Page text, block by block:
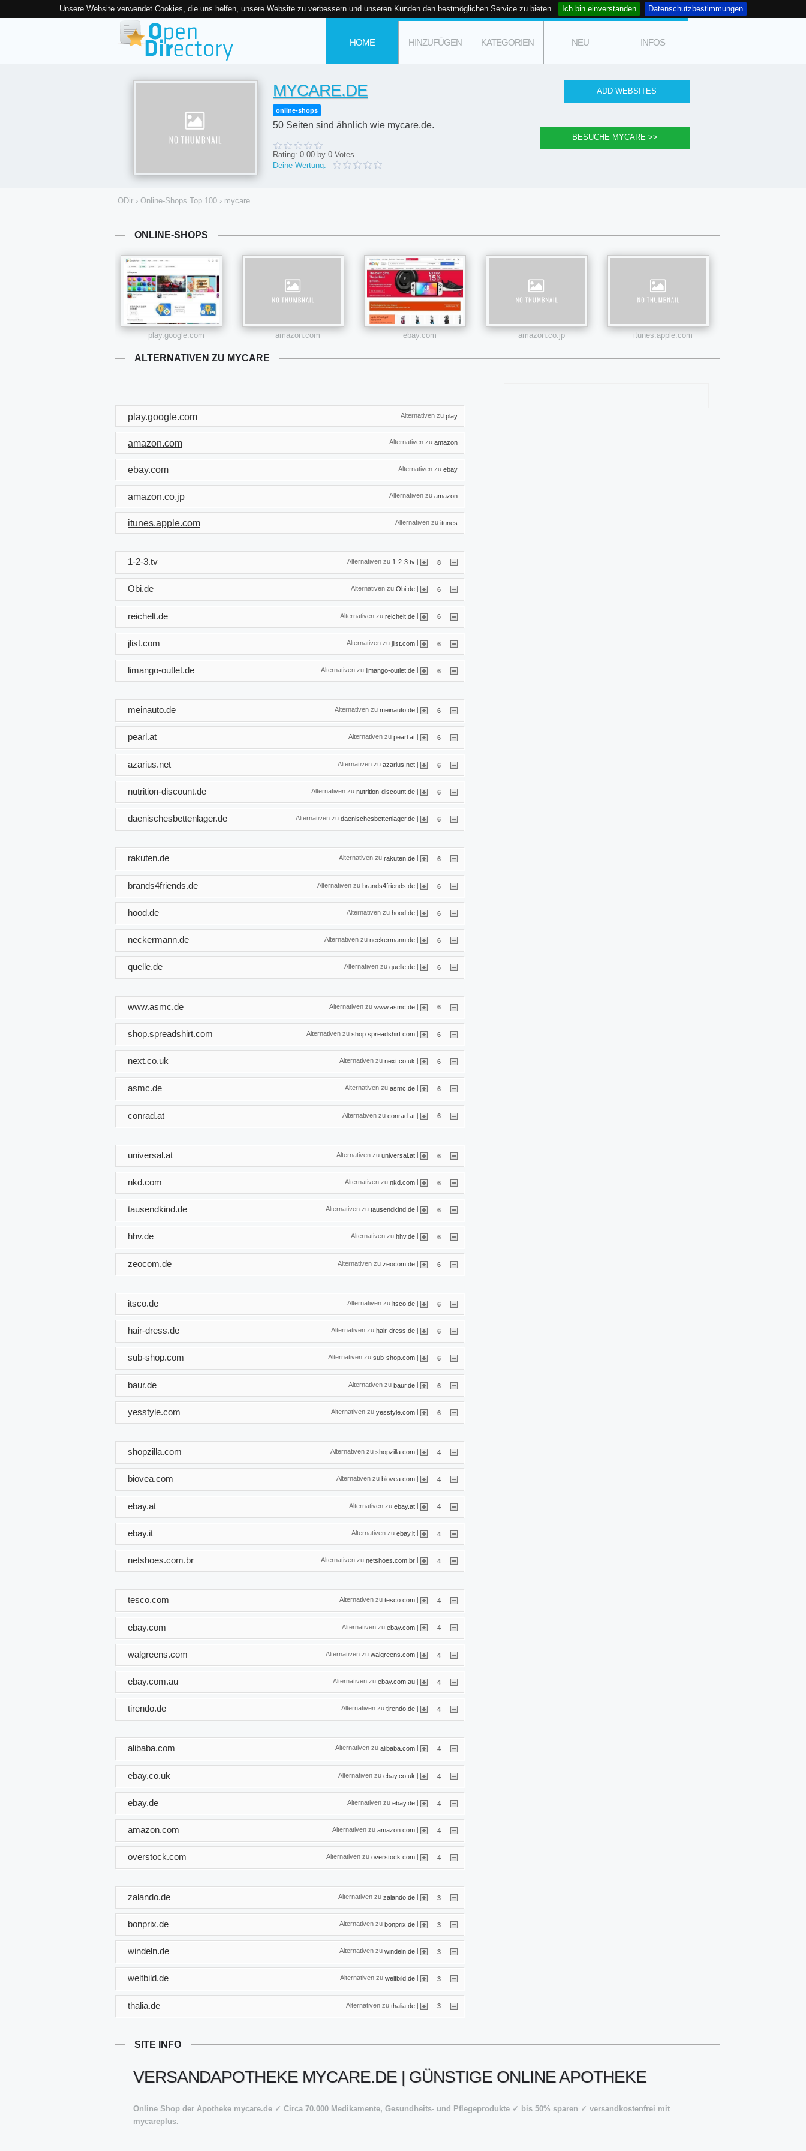
Unsere Website verwendet Cookies, die uns helfen, unsere Website zu verbessern und unseren Kunden den bestmöglichen Service zu bieten. Ich bin einverstanden Datenschutzbestimmungen
HOME HINZUFÜGEN KATEGORIEN NEU INFOS
MYCARE.DE
online-shops
50 Seiten sind ähnlich wie mycare.de.
Rating: 0.00 by 0 Votes
Deine Wertung:
ODir › Online-Shops Top 100 › mycare
ONLINE-SHOPS
play.google.com amazon.com ebay.com amazon.co.jp itunes.apple.com
ALTERNATIVEN ZU MYCARE
Alternativen zu play
play.google.com
Alternativen zu amazon
amazon.com
Alternativen zu ebay
ebay.com
Alternativen zu amazon
amazon.co.jp
Alternativen zu itunes
itunes.apple.com
Alternativen zu 1-2-3.tv | 8
1-2-3.tv
Alternativen zu Obi.de 6
Obi.de
Alternativen zu reichelt.de | 6
reichelt.de
Alternativen zu jlist.com | 6
jlist.com
Alternativen zu limango-outlet.de | 6
limango-outlet.de
Alternativen zu meinauto.de 6
meinauto.de
Alternativen zu pearl.at 6
pearl.at
Alternativen zu azarius.net | 6
azarius.net
Alternativen zu nutrition-discount.de | 6
nutrition-discount.de
Alternativen zu daenischesbettenlager.de | 6
daenischesbettenlager.de
Alternativen zu rakuten.de 6
rakuten.de
Alternativen zu brands4friends.de | 6
brands4friends.de
Alternativen zu hood.de | 6
hood.de
Alternativen zu neckermann.de | 6
neckermann.de
Alternativen zu quelle.de 6
quelle.de
Alternativen zu www.asmc.de | 6
www.asmc.de
Alternativen zu shop.spreadshirt.com | 6
shop.spreadshirt.com
Alternativen zu next.co.uk | 6
next.co.uk
Alternativen zu asmc.de 6
asmc.de
Alternativen zu conrad.at | 6
conrad.at
Alternativen zu universal.at | 6
universal.at
Alternativen zu nkd.com | 6
nkd.com
Alternativen zu tausendkind.de 6
tausendkind.de
Alternativen zu hhv.de 6
hhv.de
Alternativen zu zeocom.de | 6
zeocom.de
Alternativen zu itsco.de | 6
itsco.de
Alternativen zu hair-dress.de | 6
hair-dress.de
Alternativen zu sub-shop.com 6
sub-shop.com
Alternativen zu baur.de | 6
baur.de
Alternativen zu yesstyle.com | 6
yesstyle.com
Alternativen zu shopzilla.com | 4
shopzilla.com
Alternativen zu biovea.com 4
biovea.com
Alternativen zu ebay.at | 4
ebay.at
Alternativen zu ebay.it | 4
ebay.it
Alternativen zu netshoes.com.br | 4
netshoes.com.br
Alternativen zu tesco.com 4
tesco.com
Alternativen zu ebay.com | 4
ebay.com
Alternativen zu walgreens.com | 4
walgreens.com
Alternativen zu ebay.com.au | 4
ebay.com.au
Alternativen zu tirendo.de 4
tirendo.de
Alternativen zu alibaba.com 4
alibaba.com
Alternativen zu ebay.co.uk | 4
ebay.co.uk
Alternativen zu ebay.de | 4
ebay.de
Alternativen zu amazon.com | 4
amazon.com
Alternativen zu overstock.com 4
overstock.com
Alternativen zu zalando.de | 3
zalando.de
Alternativen zu bonprix.de | 3
bonprix.de
Alternativen zu windeln.de | 3
windeln.de
Alternativen zu weltbild.de 3
weltbild.de
Alternativen zu thalia.de | 3
thalia.de
SITE INFO
VERSANDAPOTHEKE MYCARE.DE | GÜNSTIGE ONLINE APOTHEKE
Online Shop der Apotheke mycare.de ✓ Circa 70.000 Medikamente, Gesundheits- und Pflegeprodukte ✓ bis 50% sparen ✓ versandkostenfrei mit
mycareplus.